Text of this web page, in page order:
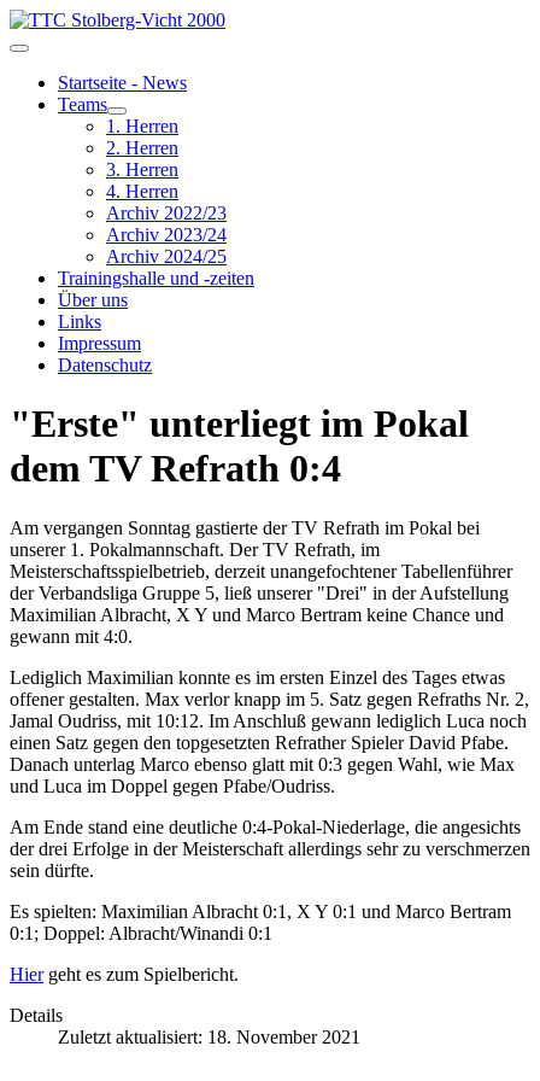
Startseite - News
Teams
1. Herren
2. Herren
3. Herren
4. Herren
Archiv 2022/23
Archiv 2023/24
Archiv 2024/25
Trainingshalle und -zeiten
Über uns
Links
Impressum
Datenschutz
"Erste" unterliegt im Pokal
dem TV Refrath 0:4
Am vergangen Sonntag gastierte der TV Refrath im Pokal bei
unserer 1. Pokalmannschaft. Der TV Refrath, im
Meisterschaftsspielbetrieb, derzeit unangefochtener Tabellenführer
der Verbandsliga Gruppe 5, ließ unserer "Drei" in der Aufstellung
Maximilian Albracht, X Y und Marco Bertram keine Chance und
gewann mit 4:0.
Lediglich Maximilian konnte es im ersten Einzel des Tages etwas
offener gestalten. Max verlor knapp im 5. Satz gegen Refraths Nr. 2,
Jamal Oudriss, mit 10:12. Im Anschluß gewann lediglich Luca noch
einen Satz gegen den topgesetzten Refrather Spieler David Pfabe.
Danach unterlag Marco ebenso glatt mit 0:3 gegen Wahl, wie Max
und Luca im Doppel gegen Pfabe/Oudriss.
Am Ende stand eine deutliche 0:4-Pokal-Niederlage, die angesichts
der drei Erfolge in der Meisterschaft allerdings sehr zu verschmerzen
sein dürfte.
Es spielten: Maximilian Albracht 0:1, X Y 0:1 und Marco Bertram
0:1; Doppel: Albracht/Winandi 0:1
Hiergeht es zum Spielbericht.
Details
Zuletzt aktualisiert: 18. November 2021